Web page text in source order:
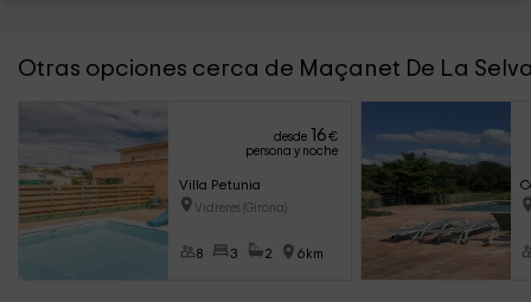
Otras opciones cerca de Maçanet De La
desde 16€
persona y noche
Villa Petunia
Vidreres (Girona)
8 3 2 6km